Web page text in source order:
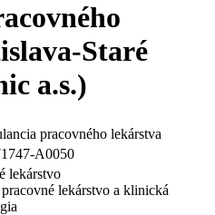
Staré
a.s.)
pracovného lekárstva
A0050
lekárstvo
lekárstvo a klinická